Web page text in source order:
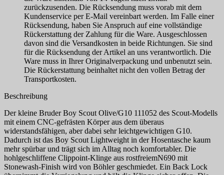
zurückzusenden. Die Rücksendung muss vorab mit dem
Kundenservice per E-Mail vereinbart werden. Im Falle einer
Rücksendung, haben Sie Anspruch auf eine vollständige
Rückerstattung der Zahlung für die Ware. Ausgeschlossen
davon sind die Versandkosten in beide Richtungen. Sie sind
für die Rücksendung der Artikel an uns verantwortlich. Die
Ware muss in Ihrer Originalverpackung und unbenutzt sein.
Die Rückerstattung beinhaltet nicht den vollen Betrag der
Transportkosten.
Beschreibung
Der kleine Bruder Boy Scout Olive/G10 111052 des Scout-Modells
mit einem CNC-gefrästen Körper aus dem überaus
widerstandsfähigen, aber dabei sehr leichtgewichtigen G10.
Dadurch ist das Boy Scout Lightweight in der Hosentasche kaum
mehr spürbar und trägt sich im Alltag noch komfortabler. Die
hohlgeschliffene Clippoint-Klinge aus rostfreiemN690 mit
Stonewash-Finish wird von Böhler geschmiedet. Ein Back Lock